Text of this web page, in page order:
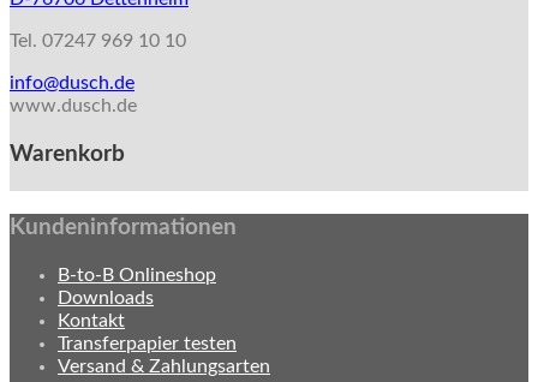
Tel. 07247 969 10 10
info@dusch.de
www.dusch.de
Warenkorb
Kundeninformationen
B-to-B Onlineshop
Downloads
Kontakt
Transferpapier testen
Versand & Zahlungsarten